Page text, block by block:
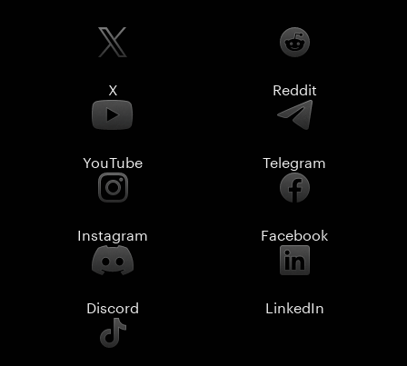
X Reddit
YouTube Telegram
Instagram Facebook
Discord LinkedIn